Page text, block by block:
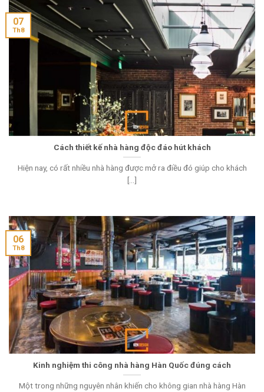
Cách thiết kế nhà hàng độc đáo hút khách
Hiện nay, có rất nhiều nhà hàng được mở ra điều đó giúp cho khách
[...]
07
Th8
Kinh nghiệm thi công nhà hàng Hàn Quốc đúng cách
Một trong những nguyên nhân khiến cho không gian nhà hàng Hàn
06
Th8